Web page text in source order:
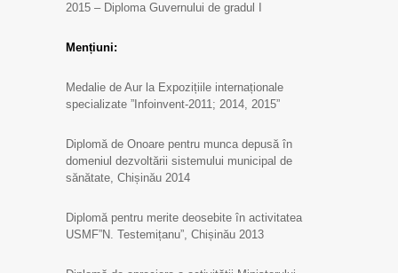
2015 – Diploma Guvernului de gradul I
Mențiuni:
Medalie de Aur la Expozițiile internaționale
specializate ”Infoinvent-2011; 2014, 2015”
Diplomă de Onoare pentru munca depusă în
domeniul dezvoltării sistemului municipal de
sănătate, Chișinău 2014
Diplomă pentru merite deosebite în activitatea
USMF”N. Testemițanu”, Chișinău 2013